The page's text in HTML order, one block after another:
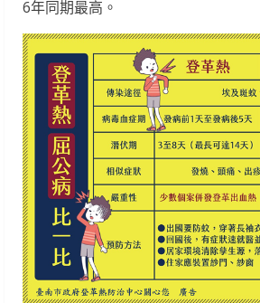
6年同期最高。